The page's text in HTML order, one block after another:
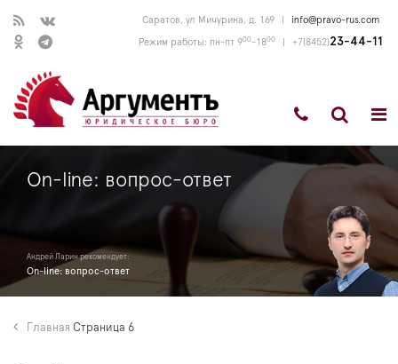
Саратов, ул Мичурина, д. 169 info@pravo-rus.com
Режим работы: пн-пт 900-1800 +7(8452)23-44-11
On-line: вопрос-ответ
Андрей Ларин рекомендует:
On-line: вопрос-ответ
Главная Страница 6